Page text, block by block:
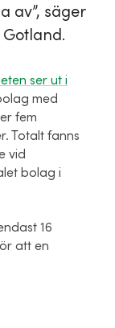
av”, säger
ser ut i
med
fem
Totalt fanns
vid
bolag i
16
att en